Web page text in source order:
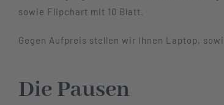
sowie Flipchart mit 10 Blatt.
Gegen Aufpreis stellen wir Ihnen Laptop,
Die Pausen